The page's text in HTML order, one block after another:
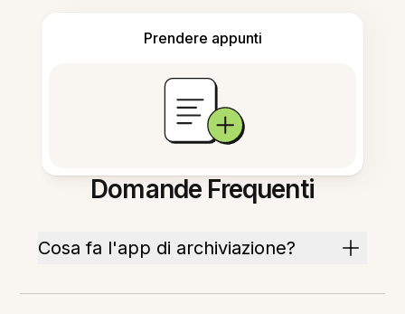
Prendere appunti
Domande Frequenti
Cosa fa l'app di archiviazione?